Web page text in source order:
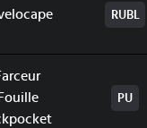
RUBL
Fouille
PU